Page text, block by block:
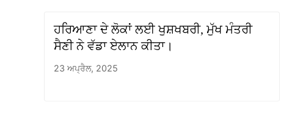
ਹਰਿਆਣਾ ਦੇ ਲੋਕਾਂ ਲਈ ਖੁਸ਼ਖਬਰੀ, ਮੁੱਖ ਮੰਤਰੀ
ਸੈਣੀ ਨੇ ਵੱਡਾ ਏਲਾਨ ਕੀਤਾ।
23 ਅਪ੍ਰੈਲ, 2025